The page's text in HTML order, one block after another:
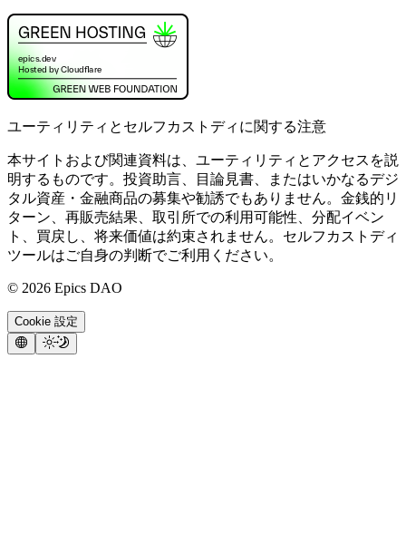
ユーティリティとセルフカストディに関する注意
本サイトおよび関連資料は、ユーティリティとアクセスを説
明するものです。投資助言、目論見書、またはいかなるデジ
タル資産・金融商品の募集や勧誘でもありません。金銭的リ
ターン、再販売結果、取引所での利用可能性、分配イベン
ト、買戻し、将来価値は約束されません。セルフカストディ
ツールはご自身の判断でご利用ください。
© 2026 Epics DAO
Cookie 設定